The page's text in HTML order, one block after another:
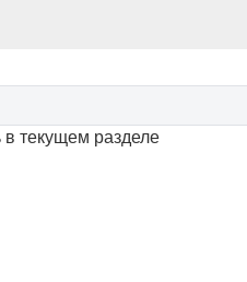
в текущем разделе